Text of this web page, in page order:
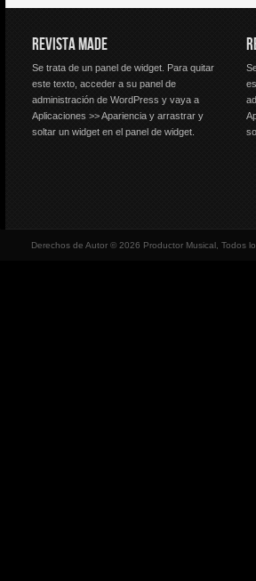
REVISTA MADE
Se trata de un panel de widget. Para quitar
este texto, acceder a su panel de
administración de WordPress y vaya a
Aplicaciones >> Apariencia y arrastrar y
soltar un widget en el panel de widget.
Derechos de Autor © 2026 Productor Musical, Todos